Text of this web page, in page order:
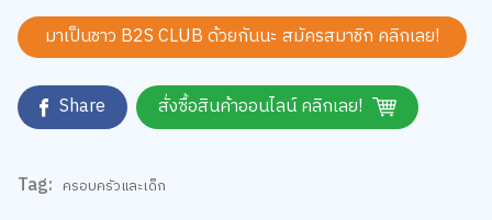
มาเป็นชาว B2S CLUB ด้วยกันนะ สมัครสมาชิก คลิกเลย!
Share สั่งซื้อสินค้าออนไลน์ คลิกเลย!
Tag: ครอบครัวและเด็ก